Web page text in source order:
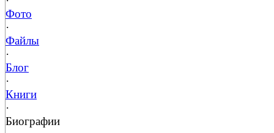
Фото
·
Файлы
·
Блог
·
Книги
·
Биографии